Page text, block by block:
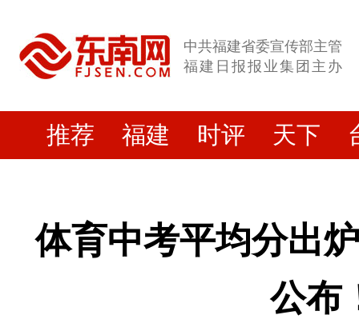
中共福建省委宣传部主管
福建日报报业集团主办
推荐 福建 时评 天下
体育中考平均分出
公布